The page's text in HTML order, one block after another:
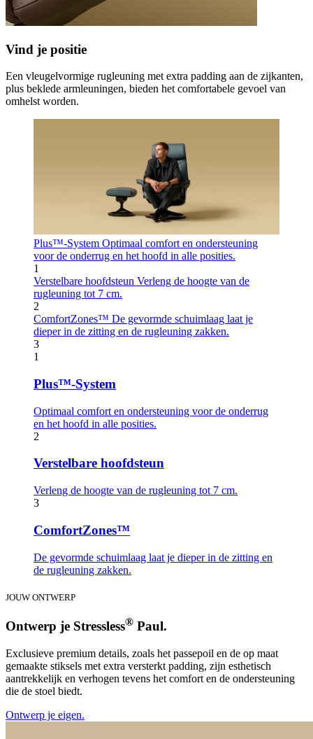
Vind je positie
Een vleugelvormige rugleuning met extra padding aan de zijkanten,
plus beklede armleuningen, bieden het comfortabele gevoel van
omhelst worden.
Plus™-System Optimaal comfort en ondersteuning
voor de onderrug en het hoofd in alle posities.
1
Verstelbare hoofdsteun Verleng de hoogte van de
rugleuning tot 7 cm.
2
ComfortZones™ De gevormde schuimlaag laat je
dieper in de zitting en de rugleuning zakken.
3
1
Plus™-System
Optimaal comfort en ondersteuning voor de onderrug
en het hoofd in alle posities.
2
Verstelbare hoofdsteun
Verleng de hoogte van de rugleuning tot 7 cm.
3
ComfortZones™
De gevormde schuimlaag laat je dieper in de zitting en
de rugleuning zakken.
JOUW ONTWERP
Ontwerp je Stressless® Paul.
Exclusieve premium details, zoals het passepoil en de op maat
gemaakte stiksels met extra versterkt padding, zijn esthetisch
aantrekkelijk en verhogen tevens het comfort en de ondersteuning
die de stoel biedt.
Ontwerp je eigen.